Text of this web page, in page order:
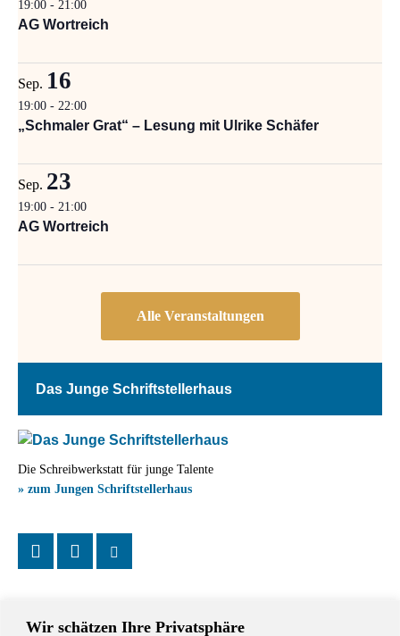
Wir schätzen Ihre Privatsphäre
19:00 - 21:00
AG Wortreich
Sep. 16
19:00 - 22:00
„Schmaler Grat“ – Lesung mit Ulrike Schäfer
Sep. 23
19:00 - 21:00
AG Wortreich
Das Junge Schriftstellerhaus
Die Schreibwerkstatt für junge Talente
» zum Jungen Schriftstellerhaus